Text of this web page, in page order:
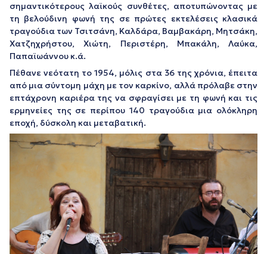
σημαντικότερους λαϊκούς συνθέτες, αποτυπώνοντας με
τη βελούδινη φωνή της σε πρώτες εκτελέσεις κλασικά
τραγούδια των Τσιτσάνη, Καλδάρα, Βαμβακάρη, Μητσάκη,
Χατζηχρήστου, Χιώτη, Περιστέρη, Μπακάλη, Λαύκα,
Παπαϊωάννου κ.ά.
Πέθανε νεότατη το 1954, μόλις στα 36 της χρόνια, έπειτα
από μια σύντομη μάχη με τον καρκίνο, αλλά πρόλαβε στην
επτάχρονη καριέρα της να σφραγίσει με τη φωνή και τις
ερμηνείες της σε περίπου 140 τραγούδια μια ολόκληρη
εποχή, δύσκολη και μεταβατική.